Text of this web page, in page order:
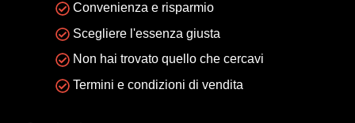
Convenienza e risparmio
Scegliere l'essenza giusta
Non hai trovato quello che cercavi
Termini e condizioni di vendita